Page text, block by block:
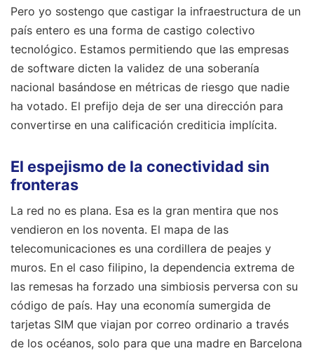
Pero yo sostengo que castigar la infraestructura de un
país entero es una forma de castigo colectivo
tecnológico. Estamos permitiendo que las empresas
de software dicten la validez de una soberanía
nacional basándose en métricas de riesgo que nadie
ha votado. El prefijo deja de ser una dirección para
convertirse en una calificación crediticia implícita.
El espejismo de la conectividad sin
fronteras
La red no es plana. Esa es la gran mentira que nos
vendieron en los noventa. El mapa de las
telecomunicaciones es una cordillera de peajes y
muros. En el caso filipino, la dependencia extrema de
las remesas ha forzado una simbiosis perversa con su
código de país. Hay una economía sumergida de
tarjetas SIM que viajan por correo ordinario a través
de los océanos, solo para que una madre en Barcelona